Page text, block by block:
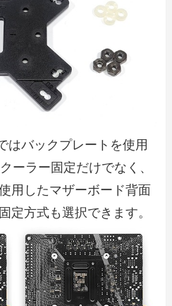
はバックプレートを使用
ーラー固定だけでなく、
用したマザーボード背面
定方式も選択できます。